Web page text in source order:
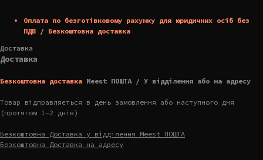
Оплата по безготівковому рахунку для юридичних осіб без
ПДВ / Безкоштовна доставка
Доставка
Доставка
Безкоштовна доставка Meest ПОШТА / У відділення або на адресу
Товар відправляється в день замовлення або наступного дня
(протягом 1-2 днів)
Безкоштовна Доставка у відділення Meest ПОШТА
Безкоштовна Доставка на адресу